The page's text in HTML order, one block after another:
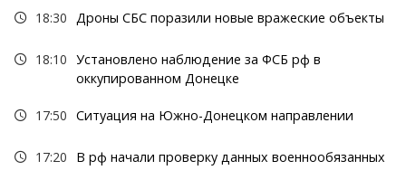
18:30 Дроны СБС поразили новые вражеские объекты
18:10 Установлено наблюдение за ФСБ рф в
оккупированном Донецке
17:50 Ситуация на Южно-Донецком направлении
17:20 В рф начали проверку данных военнообязанных